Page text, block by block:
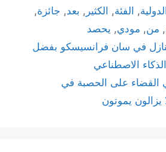
, الفئة, الكثير , بعد, جائزة,
, من, مودي, يحصد
في سان فرانسيسكو بفضل
الاصطناعي
القضاء على الحصبة في
يزالون يموتون